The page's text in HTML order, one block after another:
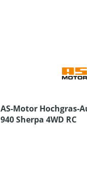
AS-Motor Hochgras-
940 Sherpa 4WD RC